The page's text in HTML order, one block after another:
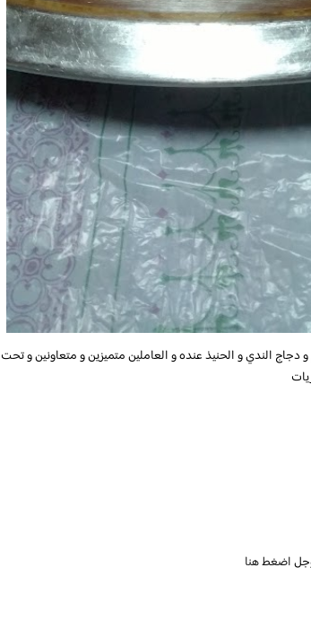
الندي و الحنيذ عنده و العاملين متميزين و متعاونين و تحت
اضغط هنا